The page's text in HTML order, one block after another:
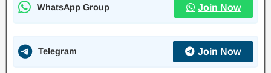
WhatsApp Group Join Now
Telegram Join Now